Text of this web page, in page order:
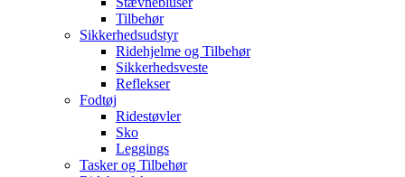
Tilbehør
Sikkerhedsudstyr
Ridehjelme og Tilbehør
Sikkerhedsveste
Reflekser
Fodtøj
Ridestøvler
Sko
Leggings
Tasker og Tilbehør